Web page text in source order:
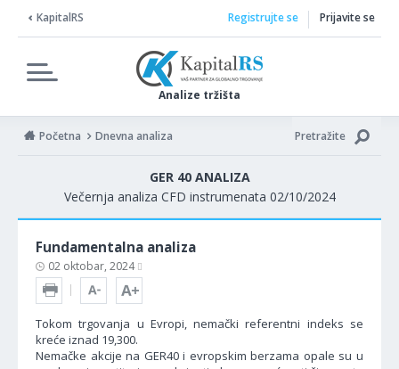
KapitalRS
Analize tržišta
Registrujte se Prijavite se
Početna Dnevna analiza Pretražite
GER 40 ANALIZA
Večernja analiza CFD instrumenata 02/10/2024
Fundamentalna analiza
02 oktobar, 2024
Tokom trgovanja u Evropi, nemački referentni indeks se
kreće iznad 19,300.
Nemačke akcije na GER40 i evropskim berzama opale su u